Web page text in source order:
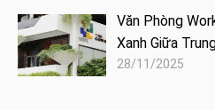
Văn Phòng
Xanh Giữa
28/11/2025